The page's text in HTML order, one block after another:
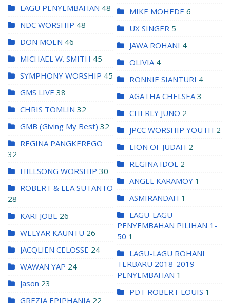
LAGU PENYEMBAHAN 48
NDC WORSHIP 48
DON MOEN 46
MICHAEL W. SMITH 45
SYMPHONY WORSHIP 45
GMS LIVE 38
CHRIS TOMLIN 32
GMB (Giving My Best) 32
REGINA PANGKEREGO
32
HILLSONG WORSHIP 30
ROBERT & LEA SUTANTO
28
KARI JOBE 26
WELYAR KAUNTU 26
JACQLIEN CELOSSE 24
WAWAN YAP 24
Jason 23
GREZIA EPIPHANIA 22
MIKE MOHEDE 6
UX SINGER 5
JAWA ROHANI 4
OLIVIA 4
RONNIE SIANTURI 4
AGATHA CHELSEA 3
CHERLY JUNO 2
JPCC WORSHIP YOUTH 2
LION OF JUDAH 2
REGINA IDOL 2
ANGEL KARAMOY 1
ASMIRANDAH 1
LAGU-LAGU
PENYEMBAHAN PILIHAN 1-
50 1
LAGU-LAGU ROHANI
TERBARU 2018-2019
PENYEMBAHAN 1
PDT ROBERT LOUIS 1